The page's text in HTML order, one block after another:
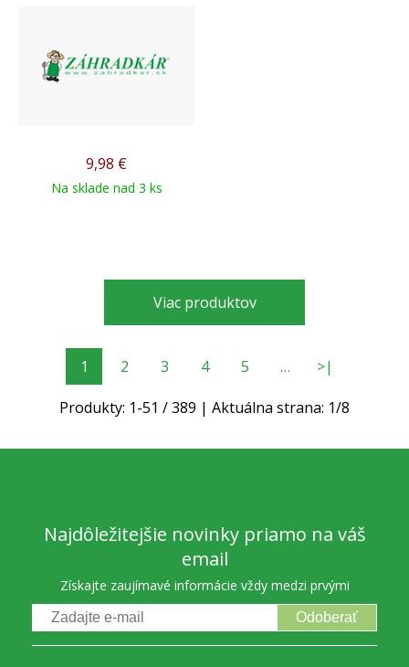
9,98 €
Na sklade nad 3 ks
Viac produktov
1 2 3 4 5 … >|
Produkty: 1-51 /389 | Aktuálna strana: 1/8
Najdôležitejšie novinky priamo na váš
email
Získajte zaujímavé informácie vždy medzi prvými
Odoberať